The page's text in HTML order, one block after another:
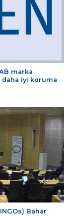
marka
daha iyi koruma
Bahar